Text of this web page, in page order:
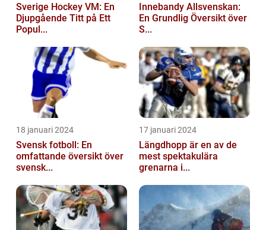
Sverige Hockey VM: En
Djupgående Titt på Ett
Popul...
Innebandy Allsvenskan:
En Grundlig Översikt över
S...
18 januari 2024
Svensk fotboll: En
omfattande översikt över
svensk...
17 januari 2024
Längdhopp är en av de
mest spektakulära
grenarna i...